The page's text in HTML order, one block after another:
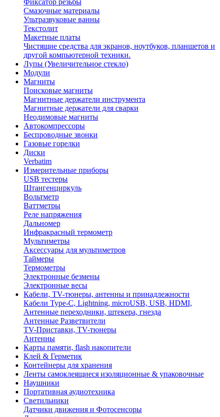
Фиксатор резьбы
Смазочные материалы
Ультразвуковые ванны
Текстолит
Макетные платы
Чистящие средства для экранов, ноутбуков, планшетов и
другой компьютерной техники.
Лупы (Увеличительное стекло)
Модули
Магниты
Поисковые магниты
Магнитные держатели инструмента
Магнитные держатели для сварки
Неодимовые магниты
Автокомпрессоры
Беспроводные звонки
Газовые горелки
Диски
Verbatim
Измерительные приборы
USB тестеры
Штангенциркуль
Вольтметр
Ваттметры
Реле напряжения
Дальномер
Инфракрасный термометр
Мультиметры
Аксессуары для мультиметров
Таймеры
Термометры
Электронные безмены
Электронные весы
Кабели, TV-тюнеры, антенны и принадлежности
Кабели Type-C, Lightning, microUSB, USB, HDMI,
Антенные переходники, штекера, гнезда
Антенные Разветвители
TV-Приставки, TV-тюнеры
Антенны
Карты памяти, flash накопители
Клей & Герметик
Контейнеры для хранения
Ленты самоклеящиеся изоляционные & упаковочные
Наушники
Портативная аудиотехника
Светильники
Датчики движения и Фотосенсоры